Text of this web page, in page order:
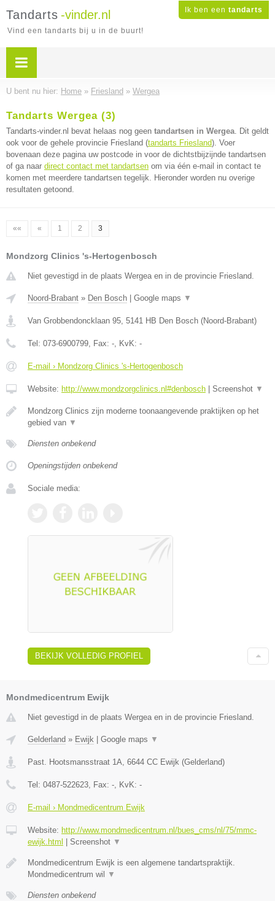
Ik ben een tandarts
Tandarts -vinder.nl
Vind een tandarts bij u in de buurt!
U bent nu hier: Home » Friesland » Wergea
Tandarts Wergea (3)
Tandarts-vinder.nl bevat helaas nog geen tandartsen in Wergea. Dit geldt
ook voor de gehele provincie Friesland (tandarts Friesland). Voer
bovenaan deze pagina uw postcode in voor de dichtstbijzijnde tandartsen
of ga naar direct contact met tandartsen om via één e-mail in contact te
komen met meerdere tandartsen tegelijk. Hieronder worden nu overige
resultaten getoond.
«« « 1 2 3
Mondzorg Clinics 's-Hertogenbosch
Niet gevestigd in de plaats Wergea en in de provincie Friesland.
Noord-Brabant » Den Bosch Google maps ▼
Van Grobbendoncklaan 95, 5141 HB Den Bosch (Noord-Brabant)
Tel: 073-6900799, Fax: -, KvK: -
E-mail › Mondzorg Clinics 's-Hertogenbosch
Website: http://www.mondzorgclinics.nl#denbosch Screenshot ▼
Mondzorg Clinics zijn moderne toonaangevende praktijken op het
gebied van ▼
Diensten onbekend
Openingstijden onbekend
Sociale media:
BEKIJK VOLLEDIG PROFIEL
Mondmedicentrum Ewijk
Niet gevestigd in de plaats Wergea en in de provincie Friesland.
Gelderland » Ewijk | Google maps ▼
Past. Hootsmansstraat 1A 6644 CC Ewijk (Gelderland)
Tel: 0487-522623 , Fax: - , KvK: -
E-mail › Mondmedicentrum Ewijk
Website: http://www.mondmedicentrum.nl/bues_cms/nl/75/mmc-
ewijk.html | Screenshot ▼
Mondmedicentrum Ewijk is een algemene tandartspraktijk.
Mondmedicentrum wil ▼
Diensten onbekend